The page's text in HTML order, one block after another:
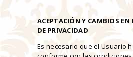
ACEPTACIÓN Y CAMBIOS EN
DE PRIVACIDAD
Es necesario que el Usuario